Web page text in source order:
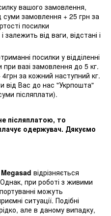
вашого замовлення,
замовлення + 25 грн за
посилки
залежить від ваги, відстані і
посилки у відділенні
вазі замовлення до 5 кг.
за кожний наступний кг.
від Вас до нас "Укрпошта"
післяплати).
післяплатою, то
одержувач. Дякуємо
відрізняється
при роботі з живими
можуть
ситуації. Подібні
але в даному випадку,